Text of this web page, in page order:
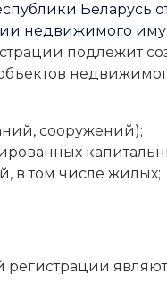
Беларусь
недвижимого
подлежит
сооружений);
в том числе жилых;
регистрации